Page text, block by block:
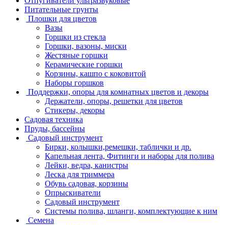
Питательные грунты
Плошки для цветов
Вазы
Горшки из стекла
Горшки, вазоны, миски
Жестяные горшки
Керамические горшки
Корзины, кашпо с коковитой
Наборы горшков
Поддержки, опоры для комнатных цветов и декоры
Держатели, опоры, решетки для цветов
Стикеры, декоры
Садовая техника
Пруды, бассейны
Садовый инструмент
Бирки, колышки,ремешки, таблички и др.
Капельная лента, Фитинги и наборы для полива
Лейки, ведра, канистры
Леска для триммера
Обувь садовая, корзины
Опрыскиватели
Садовый инструмент
Системы полива, шланги, комплектующие к ним
Семена